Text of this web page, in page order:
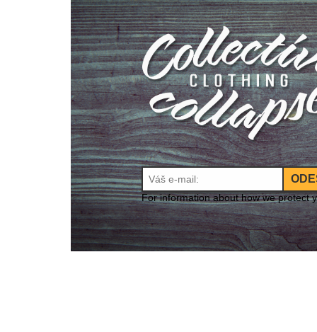
For information about how we protect